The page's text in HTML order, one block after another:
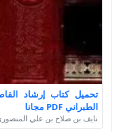
تحميل كتاب إرشاد
الطبراني PDF مجانا
نايف بن صلاح بن علي